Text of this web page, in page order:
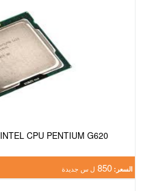
INTEL CPU PENTIUM G620
السعر: 850 ل س جديدة